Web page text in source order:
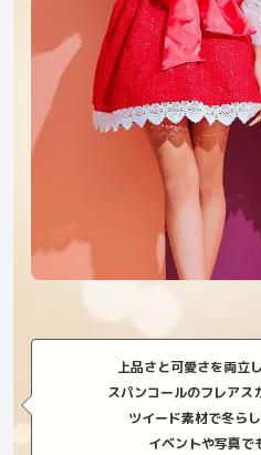
上品さと可愛さを両立
スパンコールのフレアス
ツイード素材で冬ら
イベントや写真で